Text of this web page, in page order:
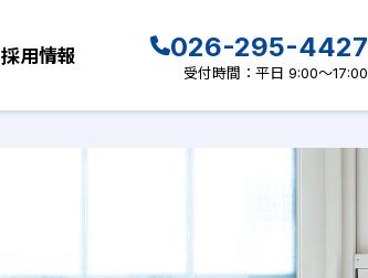
026-295-4427
受付時間：平日 9:00～17:00
採用情報